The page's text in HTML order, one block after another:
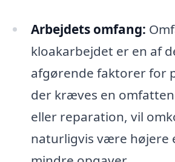
Arbejdets omfang:
kloakarbejdet er en af
afgørende faktorer for
der kræves en
eller reparation, vil
naturligvis være højere